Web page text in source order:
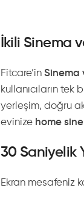
İkili Sinema
Fitcare’in Sinema
kullanıcıların
yerleşim, doğru
evinize home
30 Saniyelik
Ekran mesafeniz